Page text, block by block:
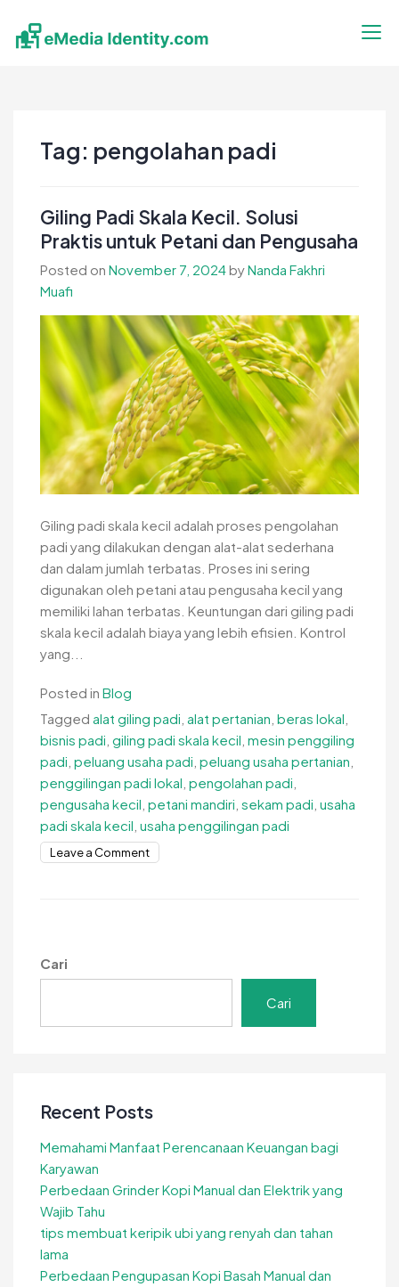
content
Tag: pengolahan padi
Giling Padi Skala Kecil. Solusi
Praktis untuk Petani dan Pengusaha
Posted on November 7, 2024byNanda Fakhri
Muafi
Giling padi skala kecil adalah proses pengolahan
padi yang dilakukan dengan alat-alat sederhana
dan dalam jumlah terbatas. Proses ini sering
digunakan oleh petani atau pengusaha kecil yang
memiliki lahan terbatas. Keuntungan dari giling padi
skala kecil adalah biaya yang lebih efisien. Kontrol
yang...
Posted in Blog
Tagged alat giling padi alat pertanian beras lokal
bisnis padi giling padi skala kecil mesin penggiling
padi peluang usaha padi peluang usaha pertanian
penggilingan padi lokal pengolahan padi
pengusaha kecil petani mandiri sekam padi usaha
padi skala kecil usaha penggilingan padi
Leave a Commenton
Praktis
Cari
Cari
Recent Posts
Memahami Manfaat Perencanaan Keuangan bagi
Karyawan
Perbedaan Grinder Kopi Manual dan Elektrik yang
Wajib Tahu
tips membuat keripik ubi yang renyah dan tahan
lama
Perbedaan Pengupasan Kopi Basah Manual dan